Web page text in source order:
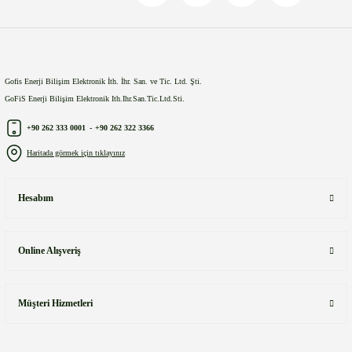
Gofis Enerji Bilişim Elektronik İth. İhr. San. ve Tic. Ltd. Şti.
GoFiS Enerji Bilişim Elektronik Ith.Ihr.San.Tic.Ltd.Sti.
+90 262 333 0001 - +90 262 322 3366
Haritada görmek için tıklayınız
Hesabım
Online Alışveriş
Müşteri Hizmetleri